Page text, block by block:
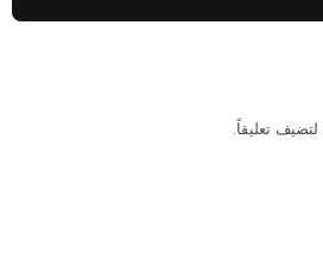
لتضيف تعليقاً.